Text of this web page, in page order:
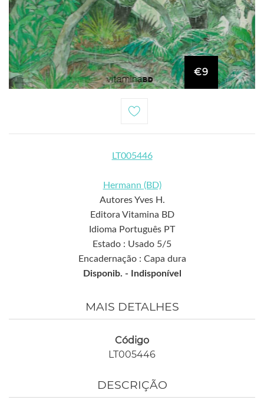
€9
LT005446
Hermann (BD)
Autores Yves H.
Editora Vitamina BD
Idioma Português PT
Estado : Usado 5/5
Encadernação : Capa dura
Disponib. -
Indisponível
MAIS DETALHES
Código
LT005446
DESCRIÇÃO